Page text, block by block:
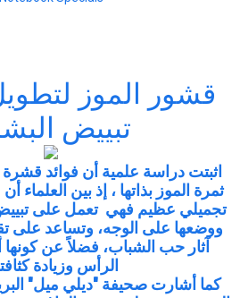
قشور الموز
تبييض
اثبتت دراسة علمية أن فوائد
ثمرة الموز بذاتها ، إذ بين العلماء
تجميلي عظيم فهي تعمل على
ووضعها على الوجه، وتساعد على
آثار حب الشباب، فضلاً عن كونها
الرأس وزيادة
كما أشارت صحيفة "ديلي ميل"